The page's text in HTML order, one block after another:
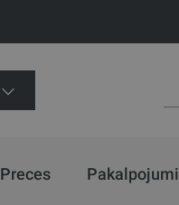
Preces Pakalpojumi